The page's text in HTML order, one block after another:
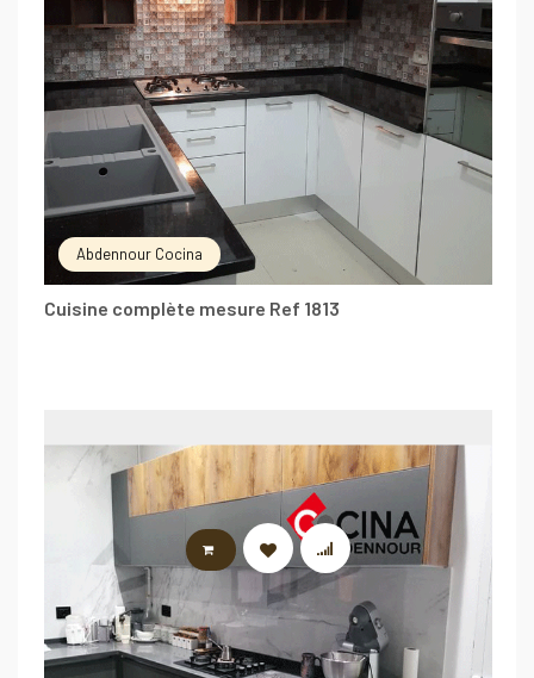
Abdennour Cocina
Cuisine complète mesure Ref 1813
LIRE LA SUITE